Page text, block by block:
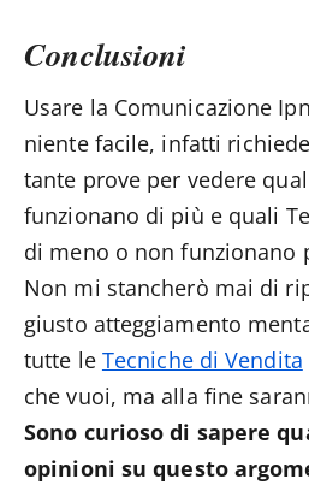
Conclusioni
Usare la Comunicazione
niente facile, infatti
tante prove per vedere
funzionano di più e quali
di meno o non funzionano
Non mi stancherò mai di
giusto atteggiamento
tutte le Tecniche di Vendita
che vuoi, ma alla fine
Sono curioso di sapere
opinioni su questo